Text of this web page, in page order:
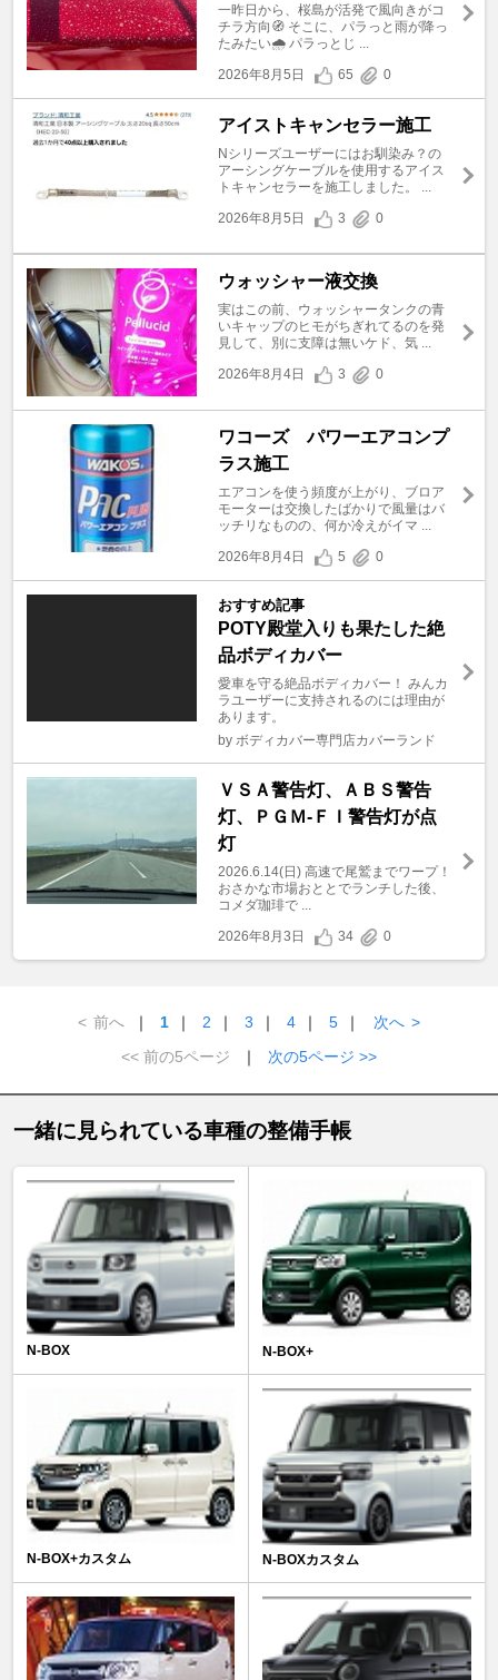
一昨日から、桜島が活発で風向きがコ
チラ方向🧭 そこに、パラっと雨が降っ
たみたい🌧️ パラっとじ ...
2026年8月5日
65 0
アイストキャンセラー施工
Nシリーズユーザーにはお馴染み？の
アーシングケーブルを使用するアイス
トキャンセラーを施工しました。 ...
2026年8月5日
3 0
ウォッシャー液交換
実はこの前、ウォッシャータンクの青
いキャップのヒモがちぎれてるのを発
見して、別に支障は無いケド、気 ...
2026年8月4日
3 0
ワコーズ パワーエアコンプ
ラス施工
エアコンを使う頻度が上がり、ブロア
モーターは交換したばかりで風量はバ
ッチリなものの、何か冷えがイマ ...
2026年8月4日
5 0
おすすめ記事
POTY殿堂入りも果たした絶
品ボディカバー
愛車を守る絶品ボディカバー！ みんカ
ラユーザーに支持されるのには理由が
あります。
by ボディカバー専門店カバーランド
ＶＳＡ警告灯、ＡＢＳ警告
灯、ＰＧＭ-ＦＩ警告灯が点
灯
2026.6.14(日) 高速で尾鷲までワープ！
おさかな市場おととでランチした後、
コメダ珈琲で ...
2026年8月3日
34 0
< 前へ ｜ 1 ｜ 2 ｜ 3 ｜ 4 ｜ 5 ｜ 次へ >
<< 前の5ページ
｜ 次の5ページ >>
一緒に見られている車種の整備手帳
N-BOX N-BOX+
N-BOX+カスタム N-BOXカスタム